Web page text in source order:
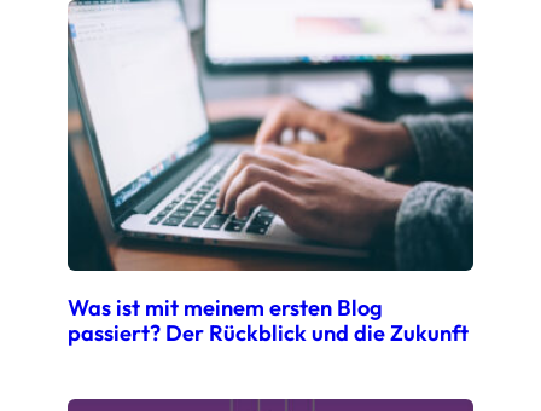
Was ist mit meinem ersten Blog
passiert? Der Rückblick und die Zukunft